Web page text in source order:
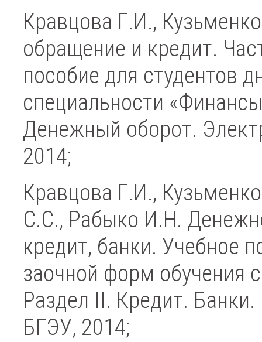
Кравцова Г.И.,
обращение и кредит.
пособие для студентов
специальности
Денежный оборот.
2014;
Кравцова Г.И.,
С.С., Рабыко И.Н.
кредит, банки. Учебное
заочной форм обучения
Раздел II. Кредит.
БГЭУ, 2014;